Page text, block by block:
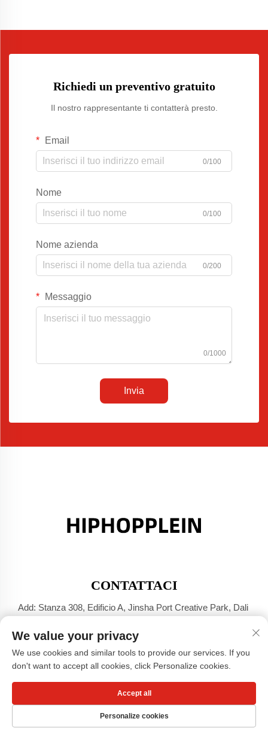
Richiedi un preventivo gratuito
Il nostro rappresentante ti contatterà presto.
Email
0/100
Nome
0/100
Nome azienda
0/200
Messaggio
0/1000
Invia
CONTATTACI
Add: Stanza 308, Edificio A, Jinsha Port Creative Park, Dali
Tel: +86-17304049586
E-mail:[email protected]
Diritti d'autore © Guangzhou Xiaohongshu Clothing Co., LTD -
Informativa sulla privacy
We value your privacy
We use cookies and similar tools to provide our services. If you
don't want to accept all cookies, click Personalize cookies.
Personalize cookies
Accept all